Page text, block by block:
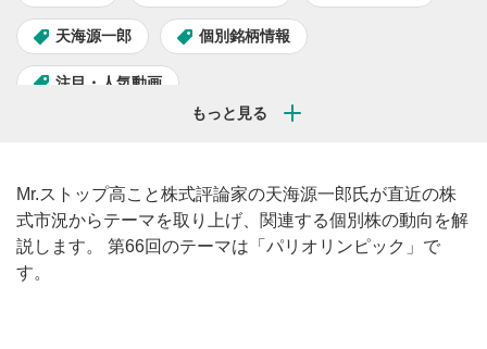
天海源一郎 個別銘柄情報
注目・人気動画
Mr.ストップ高こと株式評論家の天海源一郎氏が直近の株
式市況からテーマを取り上げ、関連する個別株の動向を解
説します。 第66回のテーマは「パリオリンピック」で
す。